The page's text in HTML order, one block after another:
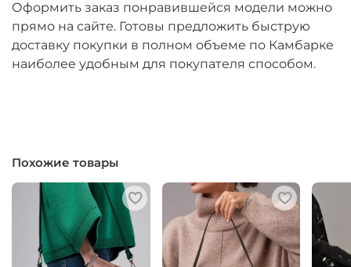
Оформить заказ понравившейся модели можно
прямо на сайте. Готовы предложить быструю
доставку покупки в полном объеме по Камбарке
наиболее удобным для покупателя способом.
Похожие товары